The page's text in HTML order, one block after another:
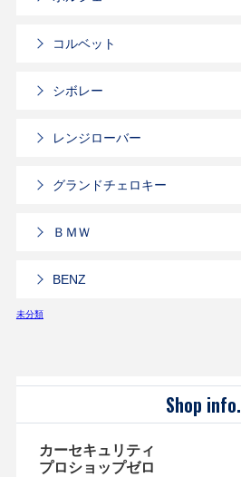
コルベット
シボレー
レンジローバー
グランドチェロキー
ＢＭＷ
BENZ
未分類
Shop info.
カーセキュリティ
プロショップゼロ